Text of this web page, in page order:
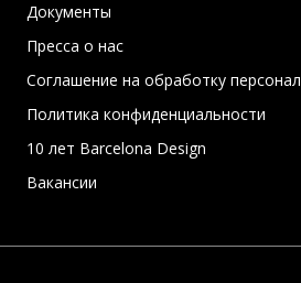
Документы
Пресса о нас
Соглашение на обработку
Политика конфиденциальности
10 лет Barcelona Design
Вакансии